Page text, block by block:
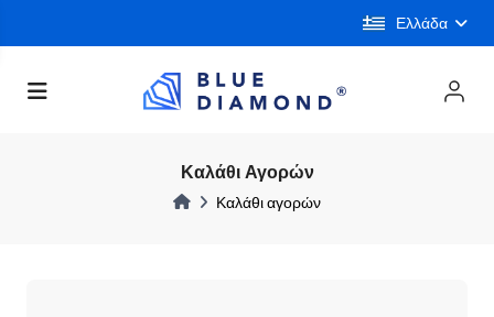
Ελλάδα
Καλάθι Αγορών
Καλάθι αγορών